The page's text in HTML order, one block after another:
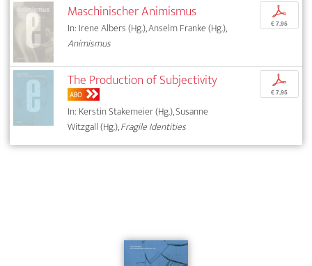
Maschinischer Animismus
In: Irene Albers (Hg.), Anselm Franke (Hg.),
Animismus
p
€ 7,95
The Production of Subjectivity
ABO
In: Kerstin Stakemeier (Hg.), Susanne
Witzgall (Hg.),Fragile Identities
p
€ 7,95